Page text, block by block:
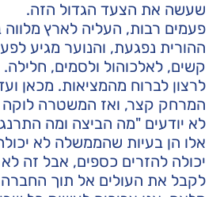
שעשה את הצעד הגדול הזה.
פעמים רבות, העליה לארץ
ההורית נפגעת, והנוער מגיע
קשים, לאלכוהול ולסמים, חלילה.
לרצון לברוח מהמציאות. מכאן
המרחק קצר, ואז המשטרה לוקה
לא יודעים "מה הביצה ומה
אלו הן בעיות שהממשלה לא
יכולה להזרים כספים, אבל זה
לקבל את העולים אל תוך